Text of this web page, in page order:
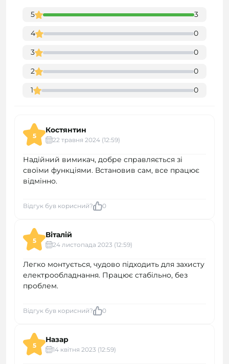
5 3
4 0
3 0
2 0
1 0
5
Костянтин
22 травня 2024 (12:59)
Надійний вимикач, добре справляється зі
своїми функціями. Встановив сам, все працює
відмінно.
Відгук був корисний? 0
5
Віталій
24 листопада 2023 (12:59)
Легко монтується, чудово підходить для захисту
електрообладнання. Працює стабільно, без
проблем.
Відгук був корисний? 0
5
Назар
14 квітня 2023 (12:59)